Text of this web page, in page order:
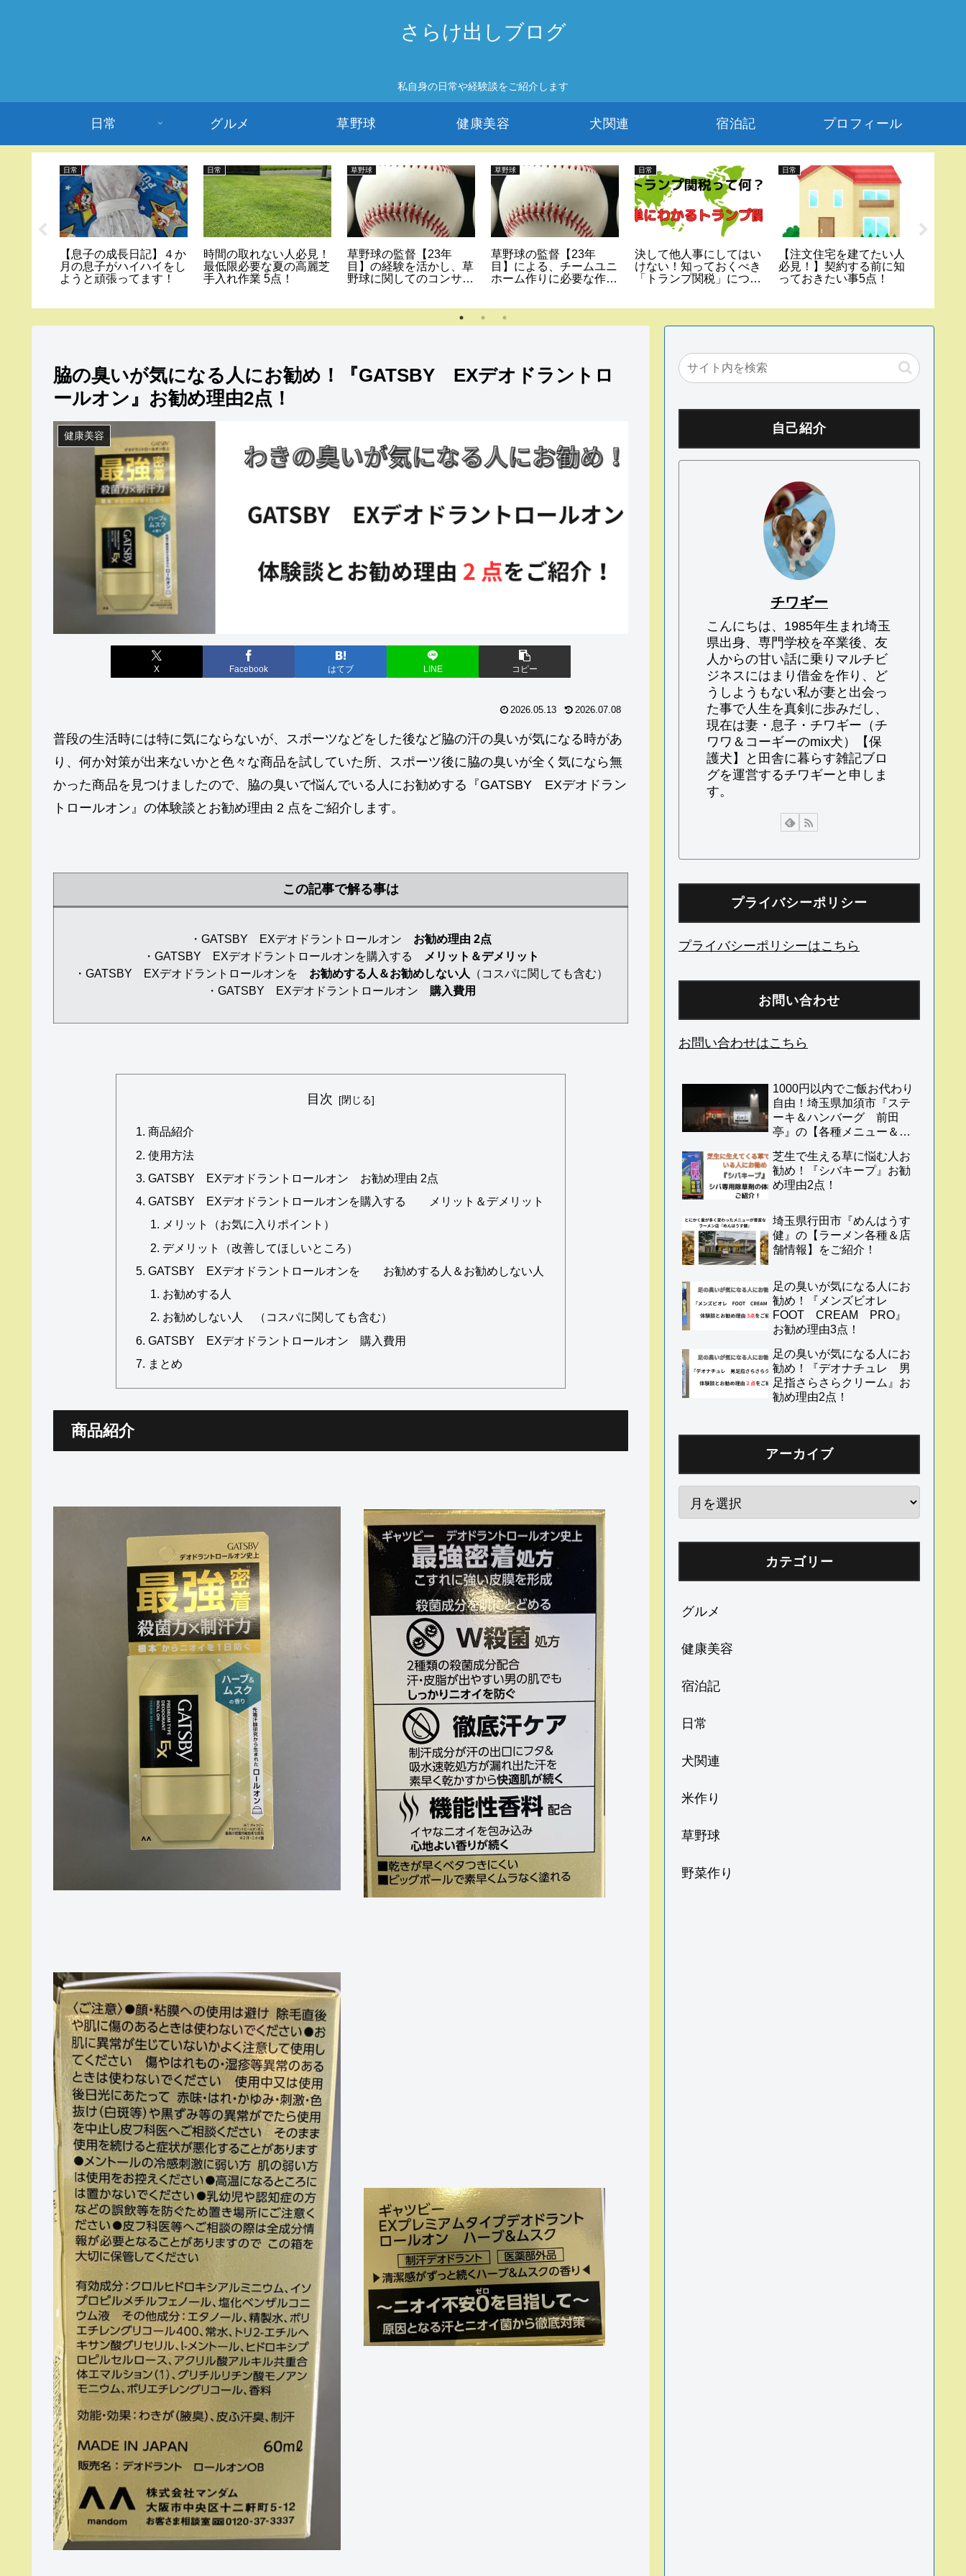
さらけ出しブログ
私自身の日常や経験談をご紹介します
日常 グルメ 草野球 健康美容 犬関連 宿泊記 プロフィール
日常
【息子の成長日記】４か
月の息子がハイハイをし
ようと頑張ってます！
日常
時間の取れない人必見！
最低限必要な夏の高麗芝
手入れ作業 5点！
草野球
草野球の監督【23年
目】の経験を活かし、草
野球に関してのコンサル
草野球
草野球の監督【23年
目】による、チームユニ
ホーム作りに必要な作業
日常
決して他人事にしてはい
けない！知っておくべき
「トランプ関税」につい
日常
【注文住宅を建てたい人
必見！】契約する前に知
っておきたい事5点！
脇の臭いが気になる人にお勧め！『GATSBY EXデオドラントロ
ールオン』お勧め理由2点！
健康美容
X Facebook はてブ LINE コピー
2026.05.13 2026.07.08
普段の生活時には特に気にならないが、スポーツなどをした後など脇の汗の臭いが気になる時があ
り、何か対策が出来ないかと色々な商品を試していた所、スポーツ後に脇の臭いが全く気になら無
かった商品を見つけましたので、脇の臭いで悩んでいる人にお勧めする『GATSBY EXデオドラン
トロールオン』の体験談とお勧め理由 2 点をご紹介します。
この記事で解る事は
・GATSBY EXデオドラントロールオン お勧め理由 2点
・GATSBY EXデオドラントロールオンを購入する
メリット＆デメリット
・GATSBY EXデオドラントロールオンを お勧めする人＆お勧めしない人 （コスパに関しても含む）
・GATSBY EXデオドラントロールオン 購入費用
目次
商品紹介
使用方法
GATSBY EXデオドラントロールオン お勧め理由 2点
GATSBY EXデオドラントロールオンを購入する メリット＆デメリット
メリット（お気に入りポイント）
デメリット（改善してほしいところ）
GATSBY EXデオドラントロールオンを お勧めする人＆お勧めしない人
お勧めする人
お勧めしない人 （コスパに関しても含む）
GATSBY EXデオドラントロールオン 購入費用
まとめ
商品紹介
自己紹介
チワギー
こんにちは、1985年生まれ埼玉
県出身、専門学校を卒業後、友
人からの甘い話に乗りマルチビ
ジネスにはまり借金を作り、ど
うしようもない私が妻と出会っ
た事で人生を真剣に歩みだし、
現在は妻・息子・チワギー（チ
ワワ＆コーギーのmix犬）【保
護犬】と田舎に暮らす雑記ブロ
グを運営するチワギーと申しま
す。
プライバシーポリシー
プライバシーポリシーはこちら
お問い合わせ
お問い合わせはこちら
1000円以内でご飯お代わり
自由！埼玉県加須市『ステ
ーキ＆ハンバーグ 前田
亭』の【各種メニュー＆店
芝生で生える草に悩む人お
勧め！『シバキープ』お勧
め理由2点！
埼玉県行田市『めんはうす
健』の【ラーメン各種＆店
舗情報】をご紹介！
足の臭いが気になる人にお
勧め！『メンズビオレ
FOOT CREAM PRO』
お勧め理由3点！
足の臭いが気になる人にお
勧め！『デオナチュレ 男
足指さらさらクリーム』お
勧め理由2点！
アーカイブ
カテゴリー
グルメ
健康美容
宿泊記
日常
犬関連
米作り
草野球
野菜作り